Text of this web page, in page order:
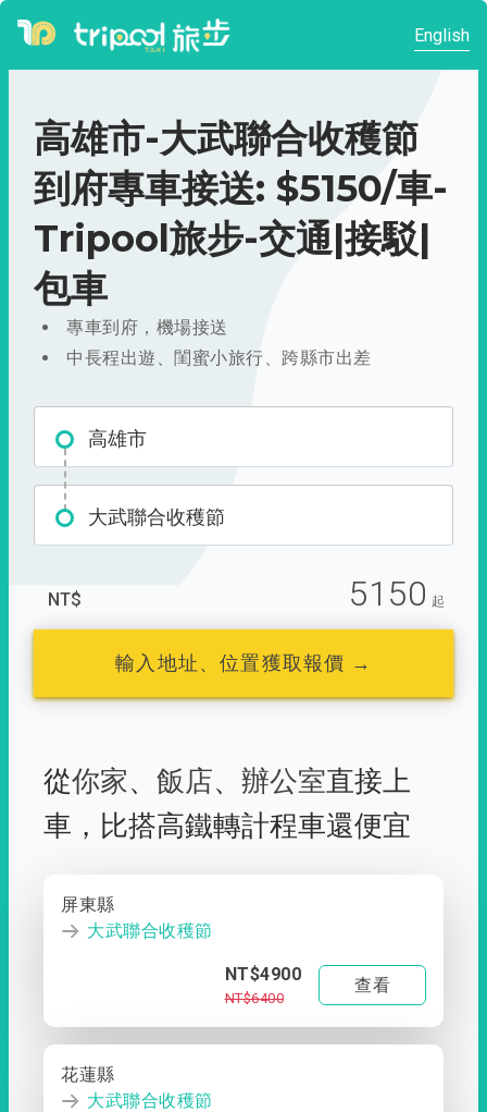
English
高雄市-大武聯合收穫節
到府專車接送: $5150/車-
Tripool旅步-交通|接駁|
包車
專車到府，機場接送
中長程出遊、閨蜜小旅行、跨縣市出差
高雄市
大武聯合收穫節
NT$ 5150 起
輸入地址、位置獲取報價 →
從你家、 飯店、 辦公室直接上
車， 比搭高鐵轉計程車還便宜
屏東縣
大武聯合收穫節
NT$4900
NT$6400
查看
花蓮縣
大武聯合收穫節